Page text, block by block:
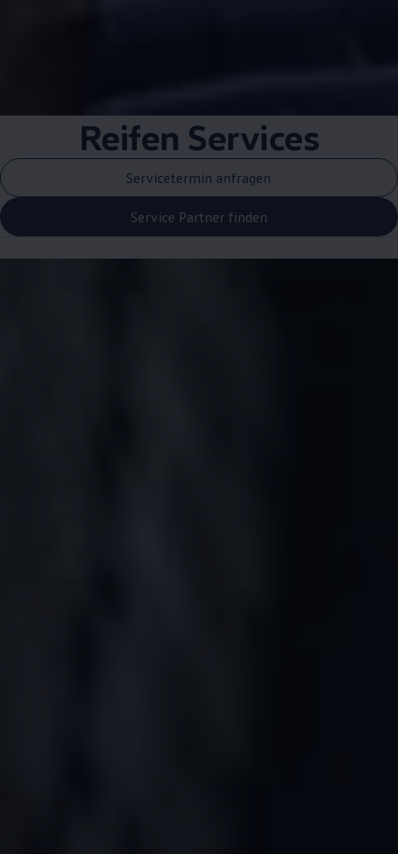
Reifen Services
Servicetermin anfragen
Service Partner finden